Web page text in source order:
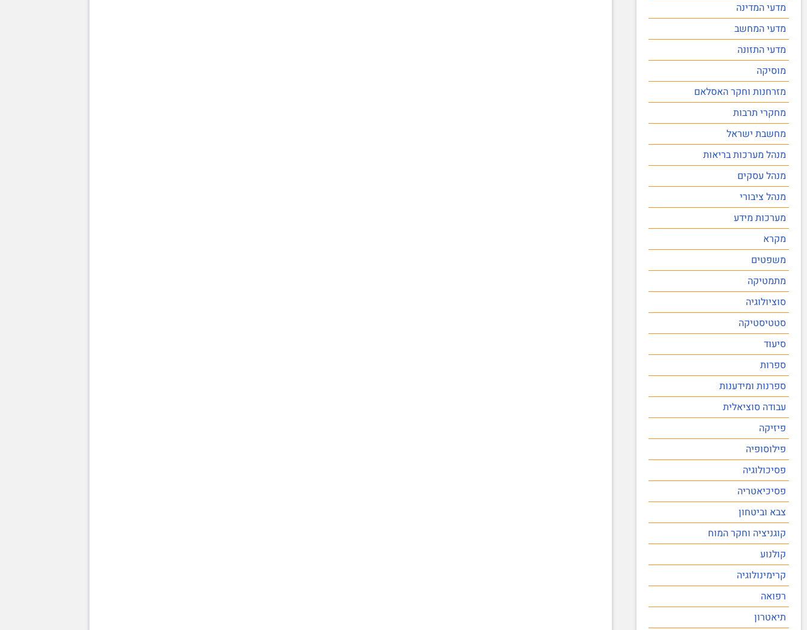
מדעי המדינה
מדעי המחשב
מדעי התזונה
מוסיקה
מזרחנות וחקר האסלאם
מחקרי תרבות
מחשבת ישראל
מנהל מערכות בריאות
מנהל עסקים
מנהל ציבורי
מערכות מידע
מקרא
משפטים
מתמטיקה
סוציולוגיה
סטטיסטיקה
סיעוד
ספרות
ספרנות ומידענות
עבודה סוציאלית
פיזיקה
פילוסופיה
פסיכולוגיה
פסיכיאטריה
צבא וביטחון
קוגניציה וחקר המוח
קולנוע
קרימינולוגיה
רפואה
תיאטרון